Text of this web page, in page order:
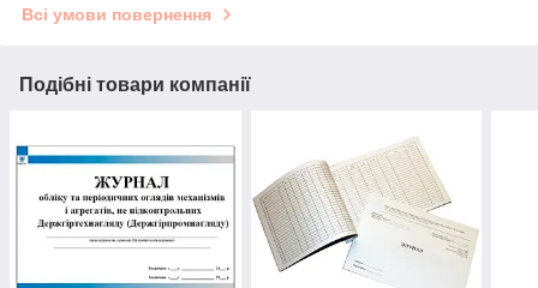
Всі умови повернення
Подібні товари компанії